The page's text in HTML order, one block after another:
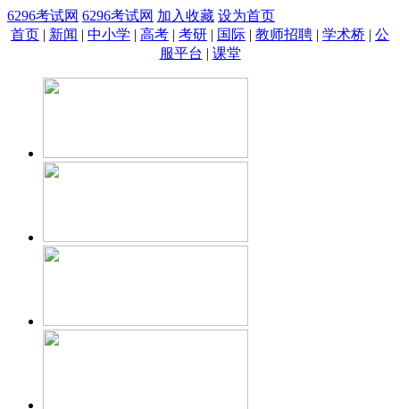
6296考试网 6296考试网 加入收藏 设为首页
首页 | 新闻 | 中小学 | 高考 | 考研 | 国际 | 教师招聘 | 学术桥 | 公
服平台 | 课堂